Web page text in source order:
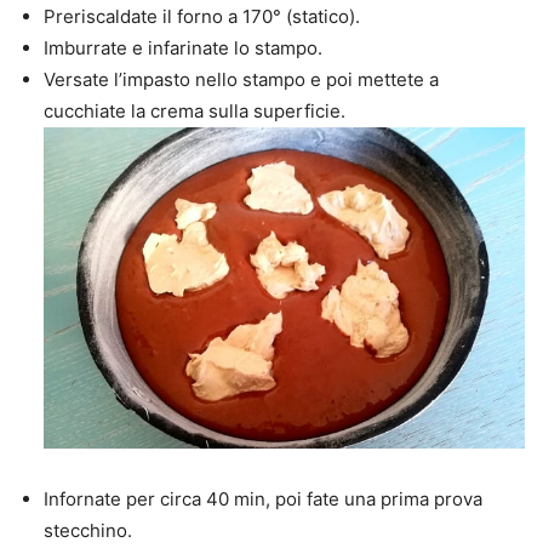
Preriscaldate il forno a 170° (statico).
Imburrate e infarinate lo stampo.
Versate l’impasto nello stampo e poi mettete a
cucchiate la crema sulla superficie.
Infornate per circa 40 min, poi fate una prima prova
stecchino.